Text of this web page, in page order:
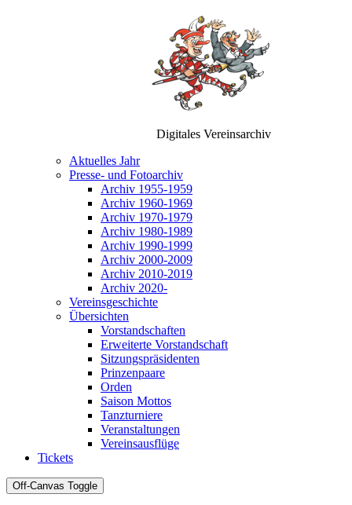
Digitales Vereinsarchiv
Aktuelles Jahr
Presse- und Fotoarchiv
Archiv 1955-1959
Archiv 1960-1969
Archiv 1970-1979
Archiv 1980-1989
Archiv 1990-1999
Archiv 2000-2009
Archiv 2010-2019
Archiv 2020-
Vereinsgeschichte
Übersichten
Vorstandschaften
Erweiterte Vorstandschaft
Sitzungspräsidenten
Prinzenpaare
Orden
Saison Mottos
Tanzturniere
Veranstaltungen
Vereinsausflüge
Tickets
Off-Canvas Toggle